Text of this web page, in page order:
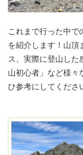
これまで行った中で
を紹介します！山頂
ス、実際に登山した
山初心者」など様々
ひ参考にしてくださ